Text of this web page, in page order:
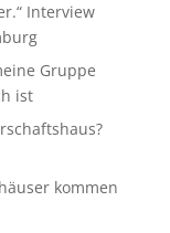
Interview
Gruppe
ist
kommen